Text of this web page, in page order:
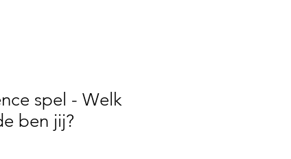
spel - Welk
ben jij?